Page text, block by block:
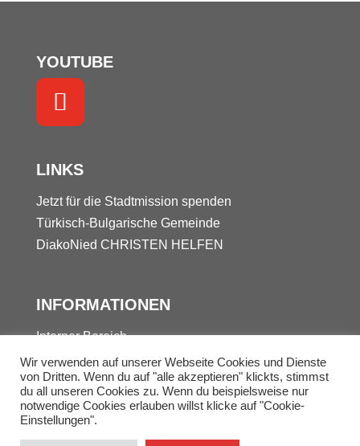
YOUTUBE
LINKS
Jetzt für die Stadtmission spenden
Türkisch-Bulgarische Gemeinde
DiakoNied CHRISTEN HELFEN
INFORMATIONEN
Interner Bereich
Kontakt
Datenschutz
Impressum
Wir verwenden auf unserer Webseite Cookies und Dienste
von Dritten. Wenn du auf "alle akzeptieren" klickts, stimmst
du all unseren Cookies zu. Wenn du beispielsweise nur
notwendige Cookies erlauben willst klicke auf "Cookie-
Einstellungen".